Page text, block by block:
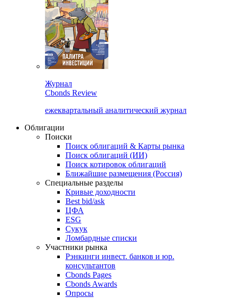
Журнал
Cbonds Review
ежеквартальный аналитический журнал
Облигации
Поиски
Поиск облигаций & Карты рынка
Поиск облигаций (ИИ)
Поиск котировок облигаций
Ближайшие размещения (Россия)
Специальные разделы
Кривые доходности
Best bid/ask
ЦФА
ESG
Сукук
Ломбардные списки
Участники рынка
Рэнкинги инвест. банков и юр.
консультантов
Cbonds Pages
Cbonds Awards
Опросы